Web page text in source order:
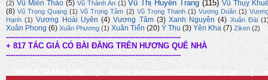
(2) Vũ Miên Thảo (5) Vũ Thành An (1) Vũ Thị Huyền Trang (115) Vũ Thụy
(8) Vũ Trọng Quang (1) Vũ Trọng Tâm (2) Vũ Trọng Thanh (1) Vương Doãn (1)
Hạnh (1) Vương Hoài Uyên (4) Vương Tâm (3) Xanh Nguyên (4) Xuân Đài
Xuân Phong (6) Xuân Phương (1) Xuân Tiến (20) Ý Thu (3) Yên Kha (7) Ziken (2)
-------------------------------------------------------------------------
+ 817 TÁC GIẢ CÓ BÀI ĐĂNG TRÊN HƯƠNG QUÊ NHÀ
-------------------------------------------------------------------------
TRỞ VỀ TRANG CHỦ Email: huongquenha2023@gmail.com